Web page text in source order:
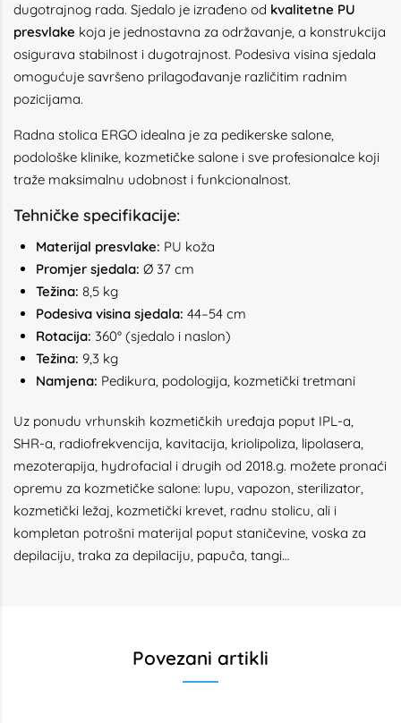
dugotrajnog rada. Sjedalo je izrađeno od kvalitetne PU
presvlake koja je jednostavna za održavanje, a konstrukcija
osigurava stabilnost i dugotrajnost. Podesiva visina sjedala
omogućuje savršeno prilagođavanje različitim radnim
pozicijama.
Radna stolica ERGO idealna je za pedikerske salone,
podološke klinike, kozmetičke salone i sve profesionalce koji
traže maksimalnu udobnost i funkcionalnost.
Tehničke specifikacije:
Materijal presvlake: PU koža
Promjer sjedala: Ø 37 cm
Težina: 8,5 kg
Podesiva visina sjedala: 44–54 cm
Rotacija: 360° (sjedalo i naslon)
Težina: 9,3 kg
Namjena: Pedikura, podologija, kozmetički tretmani
Uz ponudu vrhunskih kozmetičkih uređaja poput IPL-a,
SHR-a, radiofrekvencija, kavitacija, kriolipoliza, lipolasera,
mezoterapija, hydrofacial i drugih od 2018.g. možete pronaći
opremu za kozmetičke salone: lupu, vapozon, sterilizator,
kozmetički ležaj, kozmetički krevet, radnu stolicu, ali i
kompletan potrošni materijal poput staničevine, voska za
depilaciju, traka za depilaciju, papuča, tangi…
Povezani artikli